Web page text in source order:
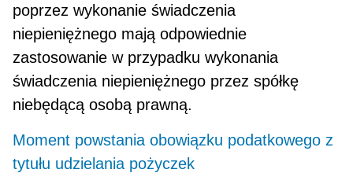
poprzez wykonanie świadczenia
niepieniężnego mają odpowiednie
zastosowanie w przypad­ku wykonania
świadczenia niepieniężnego przez spółkę
niebędącą osobą prawną.
Moment powstania obowiązku podatkowego z
tytułu udzielania pożyczek